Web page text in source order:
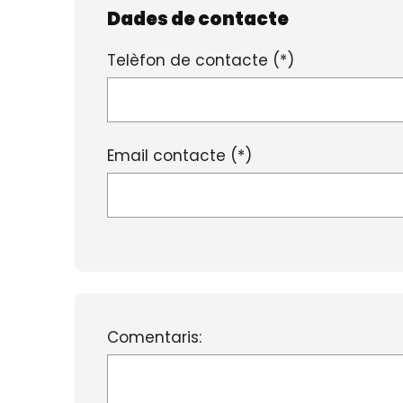
Dades de contacte
Telèfon de contacte (*)
Email contacte (*)
Comentaris: